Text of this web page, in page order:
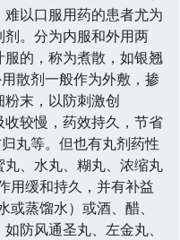
以口服用药的患者尤为
。分为内服和外用两
的，称为煮散，如银翘
散剂一般作为外敷，掺
末，以防刺激创
较慢，药效持久，节省
丸等。但也有丸剂药性
、水丸、糊丸、浓缩丸
用缓和持久，并有补益
蒸馏水）或酒、醋、
防风通圣丸、左金丸、